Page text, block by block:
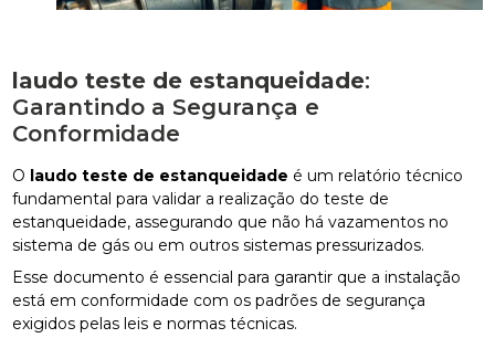
laudo teste de estanqueidade:
Garantindo a Segurança e
Conformidade
O laudo teste de estanqueidade é um relatório técnico
fundamental para validar a realização do teste de
estanqueidade, assegurando que não há vazamentos no
sistema de gás ou em outros sistemas pressurizados.
Esse documento é essencial para garantir que a instalação
está em conformidade com os padrões de segurança
exigidos pelas leis e normas técnicas.